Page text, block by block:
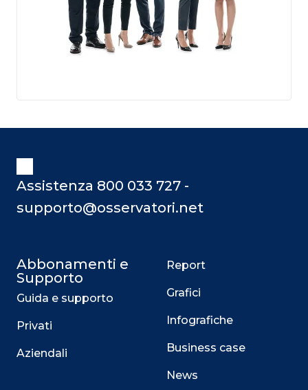
Assistenza 800 033 727 -
supporto@osservatori.net
Abbonamenti e
Supporto
Guida e supporto
Privati
Aziendali
Report
Grafici
Infografiche
Business case
News